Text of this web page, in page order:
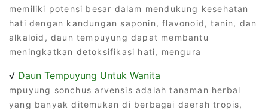
memiliki potensi besar dalam mendukung kesehatan
hati dengan kandungan saponin, flavonoid, tanin, dan
alkaloid, daun tempuyung dapat membantu
meningkatkan detoksifikasi hati, mengura
√ Daun Tempuyung Untuk Wanita
mpuyung sonchus arvensis adalah tanaman herbal
yang banyak ditemukan di berbagai daerah tropis,